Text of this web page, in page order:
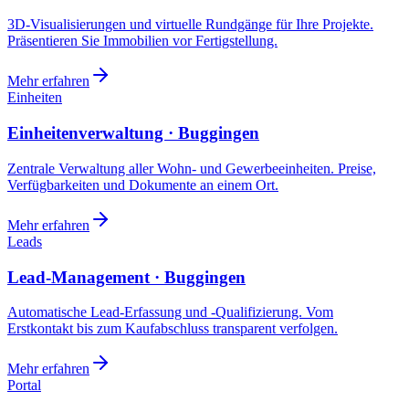
3D-Visualisierungen und virtuelle Rundgänge für Ihre Projekte.
Präsentieren Sie Immobilien vor Fertigstellung.
Mehr erfahren
Einheiten
Einheitenverwaltung · Buggingen
Zentrale Verwaltung aller Wohn- und Gewerbeeinheiten. Preise,
Verfügbarkeiten und Dokumente an einem Ort.
Mehr erfahren
Leads
Lead-Management · Buggingen
Automatische Lead-Erfassung und -Qualifizierung. Vom
Erstkontakt bis zum Kaufabschluss transparent verfolgen.
Mehr erfahren
Portal